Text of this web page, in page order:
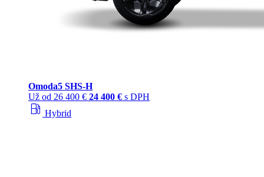
Omoda5 SHS‑H
Už od 26 400 € 24 400 € s DPH
local_gas_station Hybrid